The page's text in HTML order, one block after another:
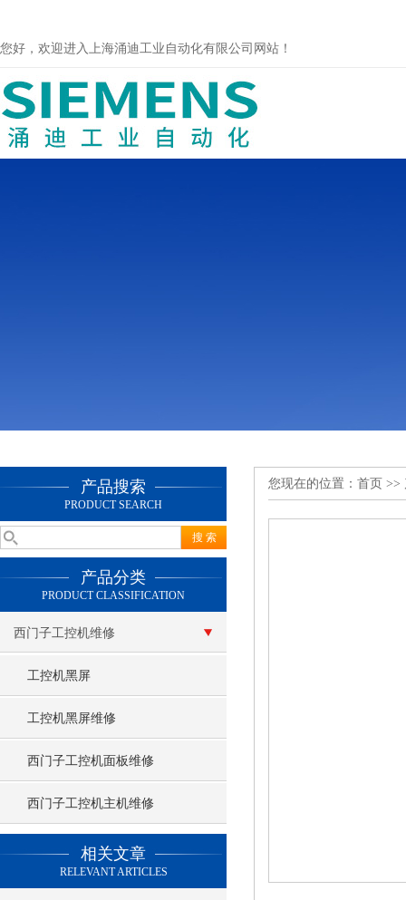
您好，欢迎进入上海涌迪工业自动化有限公司网站！
产品搜索
PRODUCT SEARCH
产品分类
PRODUCT CLASSIFICATION
西门子工控机维修
工控机黑屏
工控机黑屏维修
西门子工控机面板维修
西门子工控机主机维修
相关文章
RELEVANT ARTICLES
您现在的位置： 首页 >>